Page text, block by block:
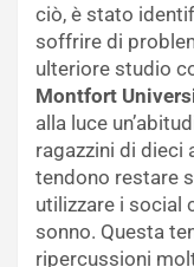
ciò, è stato
soffrire di
ulteriore studio
Montfort
alla luce
ragazzini di dieci
tendono restare
utilizzare i social
sonno. Questa
ripercussioni